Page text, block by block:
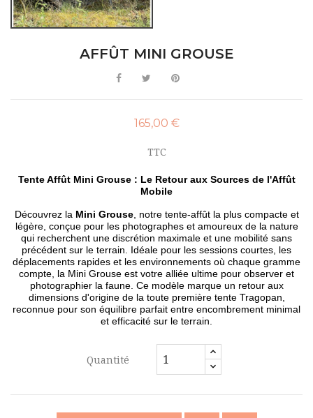
AFFÛT MINI GROUSE
165,00 €
TTC
Tente Affût Mini Grouse : Le Retour aux Sources de l'Affût
Mobile
Découvrez la Mini Grouse, notre tente-affût la plus compacte et
légère, conçue pour les photographes et amoureux de la nature
qui recherchent une discrétion maximale et une mobilité sans
précédent sur le terrain. Idéale pour les sessions courtes, les
déplacements rapides et les environnements où chaque gramme
compte, la Mini Grouse est votre alliée ultime pour observer et
photographier la faune. Ce modèle marque un retour aux
dimensions d'origine de la toute première tente Tragopan,
reconnue pour son équilibre parfait entre encombrement minimal
et efficacité sur le terrain.
Quantité